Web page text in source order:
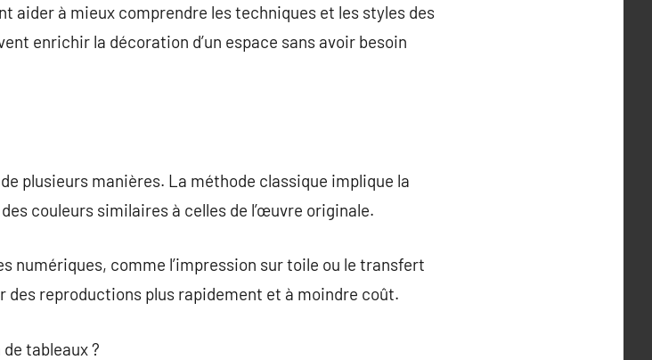
aider à mieux comprendre les techniques et les styles des
enrichir la décoration d’un espace sans avoir besoin
plusieurs manières. La méthode classique implique la
couleurs similaires à celles de l’œuvre originale.
numériques, comme l’impression sur toile ou le transfert
des reproductions plus rapidement et à moindre coût.
tableaux ?